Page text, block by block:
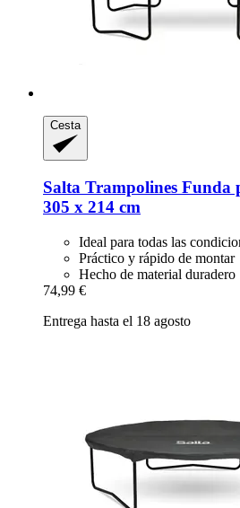
Cesta
Salta Trampolines Funda
305 x 214 cm
Ideal para todas las
Práctico y rápido de montar
Hecho de material duradero
74,99 €
Entrega hasta el 18 agosto